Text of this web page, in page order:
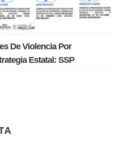
De Violencia Por
Estatal: SSP